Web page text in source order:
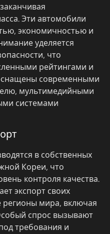
Эти автомобили
экономичностью и
уделяется
что
рейтингами и
современными
мультимедийными
системами
в собственных
Кореи, что
контроля качества.
экспорт своих
мира, включая
спрос вызывают
требования и